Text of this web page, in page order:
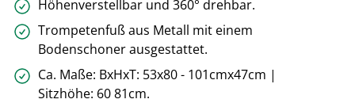
Höhenverstellbar und 360° drehbar.
Trompetenfuß aus Metall mit einem
Bodenschoner ausgestattet.
Ca. Maße: BxHxT: 53x80 - 101cmx47cm |
Sitzhöhe: 60 81cm.